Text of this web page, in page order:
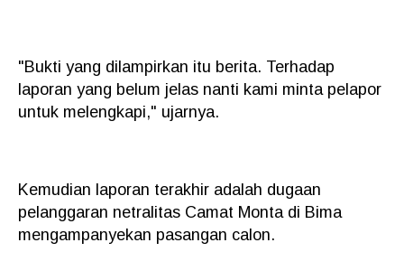
"Bukti yang dilampirkan itu berita. Terhadap
laporan yang belum jelas nanti kami minta pelapor
untuk melengkapi," ujarnya.
Kemudian laporan terakhir adalah dugaan
pelanggaran netralitas Camat Monta di Bima
mengampanyekan pasangan calon.